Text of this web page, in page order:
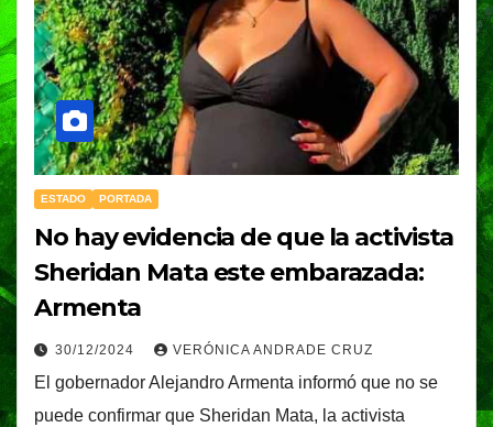
ESTADO PORTADA
No hay evidencia de que la activista
Sheridan Mata este embarazada:
Armenta
30/12/2024 VERÓNICA ANDRADE CRUZ
El gobernador Alejandro Armenta informó que no se
puede confirmar que Sheridan Mata, la activista